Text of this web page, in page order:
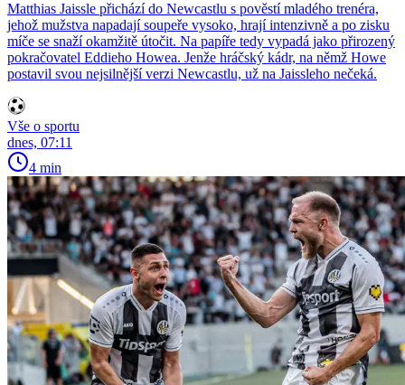
Matthias Jaissle přichází do Newcastlu s pověstí mladého trenéra,
jehož mužstva napadají soupeře vysoko, hrají intenzivně a po zisku
míče se snaží okamžitě útočit. Na papíře tedy vypadá jako přirozený
pokračovatel Eddieho Howea. Jenže hráčský kádr, na němž Howe
postavil svou nejsilnější verzi Newcastlu, už na Jaissleho nečeká.
Vše o sportu
dnes, 07:11
4 min